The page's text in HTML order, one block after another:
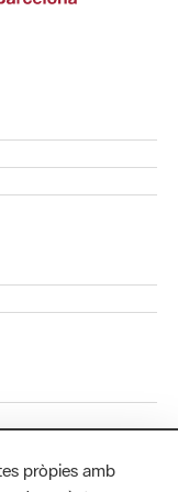
pròpies amb